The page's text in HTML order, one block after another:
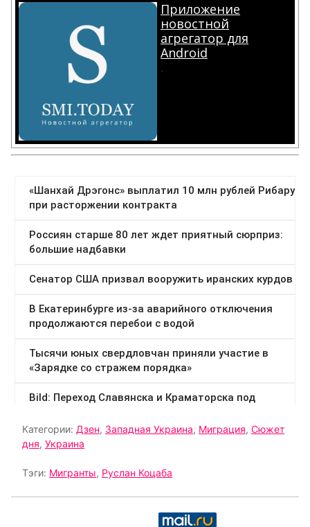
Приложение
новостной
агрегатор для
Android
.
Категории: Дзен, Западная Украина, Миграция, Сюжет
дня, Украина
Тэги: Мигранты, Руслан Коцаба